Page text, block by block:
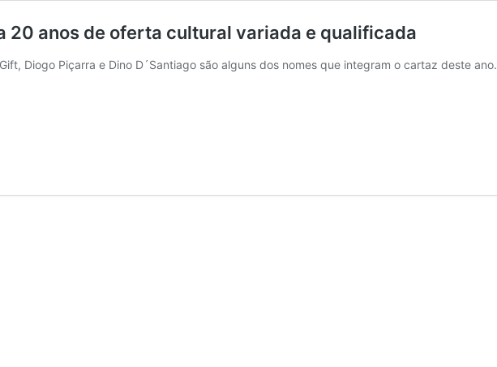
20 anos de oferta cultural variada e qualificada
Diogo Piçarra e Dino D´Santiago são alguns dos nomes que integram o cartaz deste ano.